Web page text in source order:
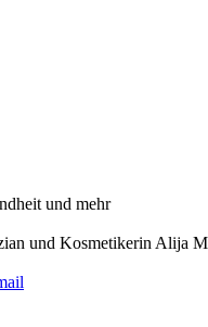
und mehr
und Kosmetikerin Alija